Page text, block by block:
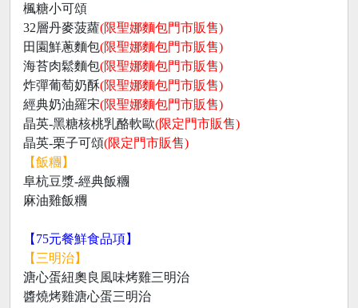
楓糖小可頌
32層丹麥菠蘿(限聖娜麵包門市販售)
田園鮮蔥麵包(限聖娜麵包門市販售)
海苔肉鬆麵包(限聖娜麵包門市販售)
炸彈葡萄奶酥(限聖娜麵包門市販售)
經典奶油羅宋(限聖娜麵包門市販售)
晶英-黑糖核桃乳酪軟歐(限定門市販售)
晶英-栗子可頌(限定門市販售)
【飯糰】
阜杭豆漿-經典飯糰
麻油雞飯糰
【75元餐鮮食品項】
【三明治】
溏心蛋紐奧良風味烤雞三明治
醬燒烤雞溏心蛋三明治